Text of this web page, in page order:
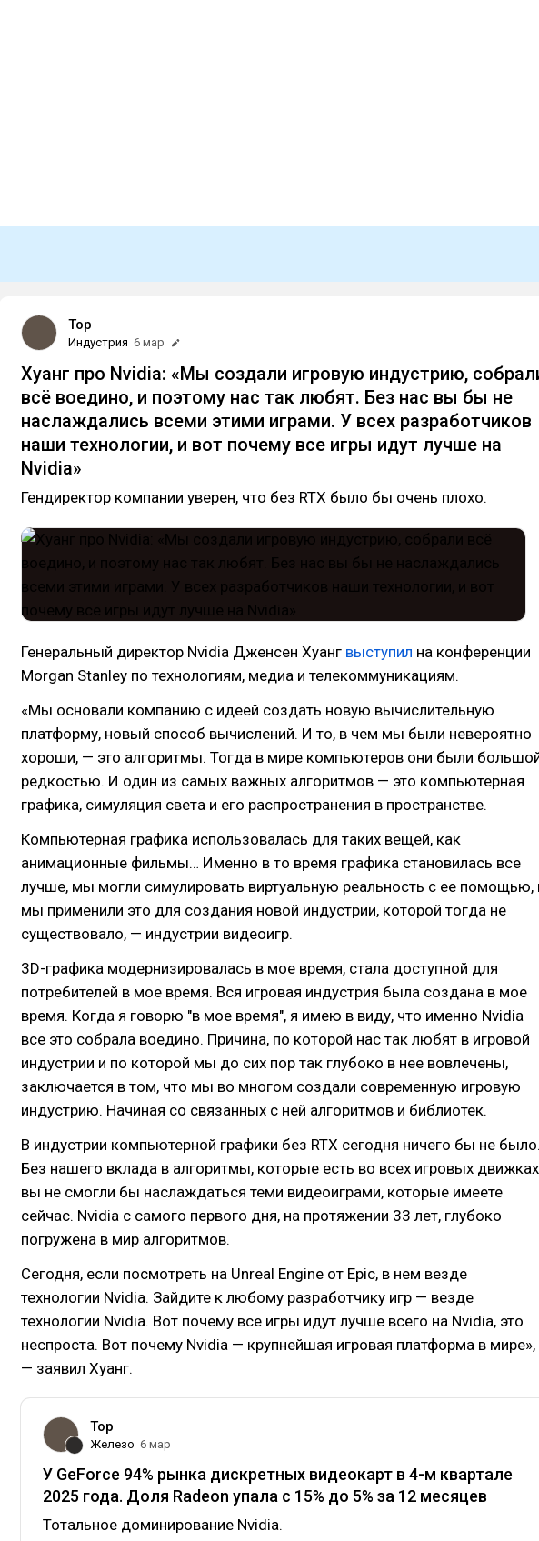
Top
Индустрия 6 мар
Хуанг про Nvidia: «Мы создали игровую индустрию,
всё воедино, и поэтому нас так любят. Без нас вы бы не
наслаждались всеми этими играми. У всех разработчиков
наши технологии, и вот почему все игры идут лучше на
Nvidia»
Гендиректор компании уверен, что без RTX было бы очень плохо.
Генеральный директор Nvidia Дженсен Хуанг выступил на конференции
Morgan Stanley по технологиям, медиа и телекоммуникациям.
«Мы основали компанию с идеей создать новую вычислительную
платформу, новый способ вычислений. И то, в чем мы были невероятно
хороши, — это алгоритмы. Тогда в мире компьютеров они были
редкостью. И один из самых важных алгоритмов — это компьютерная
графика, симуляция света и его распространения в пространстве.
Компьютерная графика использовалась для таких вещей, как
анимационные фильмы… Именно в то время графика становилась все
лучше, мы могли симулировать виртуальную реальность с ее помощью,
мы применили это для создания новой индустрии, которой тогда не
существовало, — индустрии видеоигр.
3D-графика модернизировалась в мое время, стала доступной для
потребителей в мое время. Вся игровая индустрия была создана в мое
время. Когда я говорю "в мое время", я имею в виду, что именно Nvidia
все это собрала воедино. Причина, по которой нас так любят в игровой
индустрии и по которой мы до сих пор так глубоко в нее вовлечены,
заключается в том, что мы во многом создали современную игровую
индустрию. Начиная со связанных с ней алгоритмов и библиотек.
В индустрии компьютерной графики без RTX сегодня ничего бы не
Без нашего вклада в алгоритмы, которые есть во всех игровых
вы не смогли бы наслаждаться теми видеоиграми, которые имеете
сейчас. Nvidia с самого первого дня, на протяжении 33 лет, глубоко
погружена в мир алгоритмов.
Сегодня, если посмотреть на Unreal Engine от Epic, в нем везде
технологии Nvidia. Зайдите к любому разработчику игр — везде
технологии Nvidia. Вот почему все игры идут лучше всего на Nvidia, это
неспроста. Вот почему Nvidia — крупнейшая игровая платформа в мире»,
— заявил Хуанг.
Top
Железо 6 мар
У GeForce 94% рынка дискретных видеокарт в 4-м квартале
2025 года. Доля Radeon упала с 15% до 5% за 12 месяцев
Тотальное доминирование Nvidia.